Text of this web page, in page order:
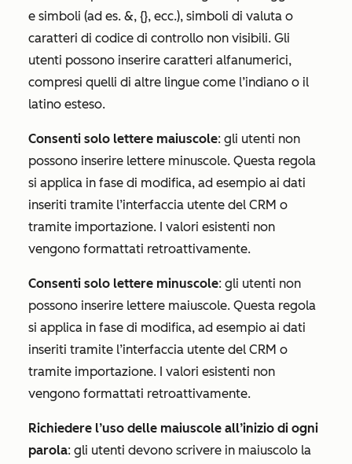
e simboli (ad es. &, {}, ecc.), simboli di valuta o
caratteri di codice di controllo non visibili. Gli
utenti possono inserire caratteri alfanumerici,
compresi quelli di altre lingue come l’indiano o il
latino esteso.
Consenti solo lettere maiuscole: gli utenti non
possono inserire lettere minuscole. Questa regola
si applica in fase di modifica, ad esempio ai dati
inseriti tramite l’interfaccia utente del CRM o
tramite importazione. I valori esistenti non
vengono formattati retroattivamente.
Consenti solo lettere minuscole: gli utenti non
possono inserire lettere maiuscole. Questa regola
si applica in fase di modifica, ad esempio ai dati
inseriti tramite l’interfaccia utente del CRM o
tramite importazione. I valori esistenti non
vengono formattati retroattivamente.
Richiedere l’uso delle maiuscole all’inizio di ogni
parola: gli utenti devono scrivere in maiuscolo la